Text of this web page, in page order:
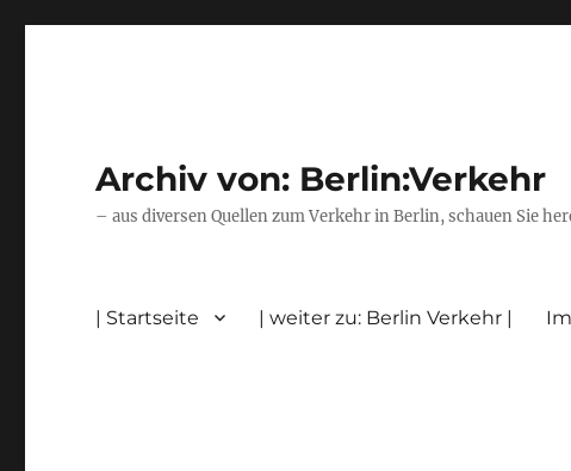
Archiv von: Berlin:Verkehr
– aus diversen Quellen zum Verkehr in Berlin, schauen Sie
| Startseite | weiter zu: Berlin Verkehr |